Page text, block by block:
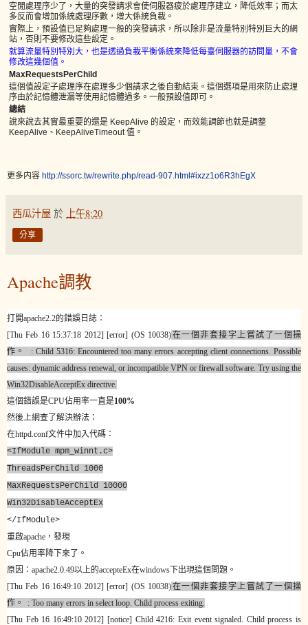
空閒處理序少了，大量的突發請求會使伺服器疲於處理序建立，降低效率；而太
多反而會增加係統處理序數，增大係統負載。
實際上，預設值已足夠處理一般的突發請求，所以除非是流量特別特別巨大的網
站，否則不要修改這些設定。
就算流量特別特別大，也是透過負載平衡係統來降低每臺伺服器的訪問量，不會
修改這幾個值。
MaxRequestsPerChild
這個值設定子處理序在處理多少個請求之後自動結束。這個選項是用來防止處理
序由於記憶體泄漏等使用記憶體過多。一般預設值即可。
總結
說來說去其實最重要的還是 KeepAlive 的設定，而效能調節也就是調整
KeepAlive、KeepAliveTimeout 值。
更多内容 http://ssorc.tw/rewrite.php/read-907.html#ixzz1o6R3hEgX
西瓜汁屋 於 上午8:20
分享
Apache調教
打開apache2.2的錯誤日誌：
[Thu Feb 16 15:37:18 2012] [error] (OS 10038)在一個非套接字上嘗試了一個操
作。
: Child 5316: Encountered too many errors accepting client connections. Possible
causes: dynamic address renewal, or incompatible VPN or firewall software. Try using the
Win32DisableAcceptEx directive.
這個錯誤是CPU佔用率一直是100%
然後上網查了解決辦法：
在httpd.conf文件中加入代碼：
<IfModule mpm_winnt.c>
ThreadsPerChild 1000
MaxRequestsPerChild 10000
Win32DisableAcceptEx
</IfModule>
重啟apache ，發現
Cpu佔用率降下來了。
原因： apache2.0.49以上的accepteEx在windows 下出現這個問題。
[Thu Feb 16 16:49:10 2012] [error] (OS 10038)在一個非套接字上嘗試了一個操
作。
: Too many errors in select loop. Child process exiting.
[Thu Feb 16 16:49:10 2012] [notice] Child 4216: Exit event signaled. Child process is